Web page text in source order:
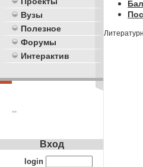
Вузы
Полезное
Форумы
Интерактив
**
Вход
login